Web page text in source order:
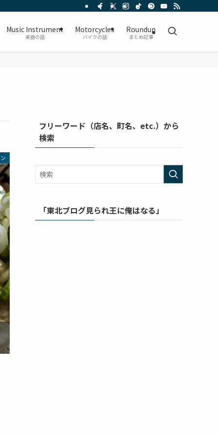
Music Instrument
楽器の話
Motorcycles
バイクの話
Roundup
まとめ記事
フリーワード（店名、町名、etc.）から
検索
「東北ブログ見られ王に俺はなる」